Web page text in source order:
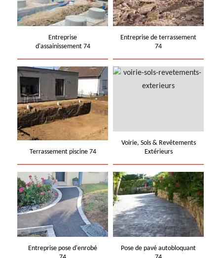
Entreprise
d'assainissement 74
Entreprise de terrassement
74
Terrassement piscine 74
Voirie, Sols & Revêtements
Extérieurs
Entreprise pose d'enrobé
Pose de pavé autobloquant